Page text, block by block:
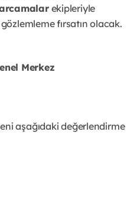
ekipleriyle
fırsatın olacak.
Merkez
aşağıdaki değerlendirme